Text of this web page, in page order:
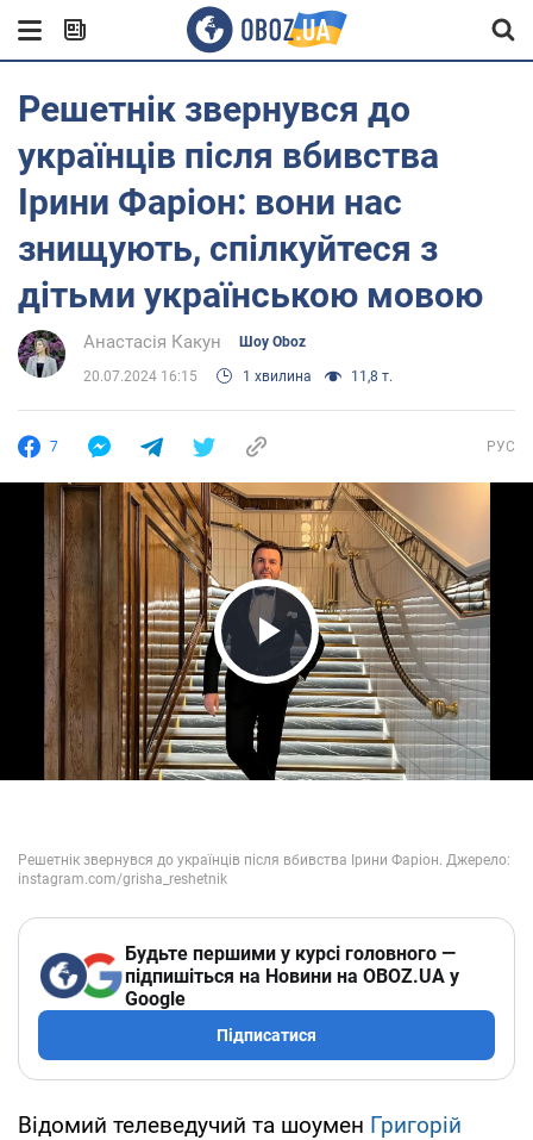
Решетнік звернувся до
українців після вбивства
Ірини Фаріон: вони нас
знищують, спілкуйтеся з
дітьми українською мовою
Анастасія Какун Шоу Oboz
20.07.2024 16:15 1 хвилина 11,8 т.
7 РУС
Play Video
Будьте першими у курсі головного —
підпишіться на Новини на OBOZ.UA у
Google
Підписатися
Відомий телеведучий та шоумен Григорій